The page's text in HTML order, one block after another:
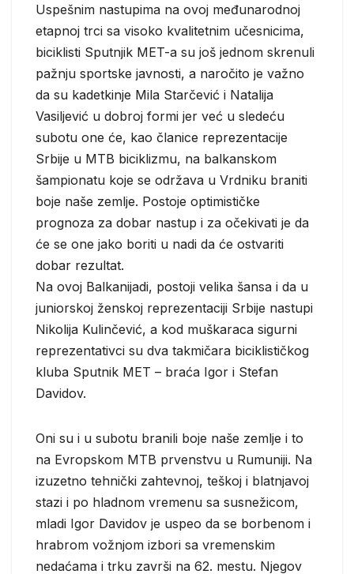
Uspešnim nastupima na ovoj međunarodnoj
etapnoj trci sa visoko kvalitetnim učesnicima,
biciklisti Sputnjik MET-a su još jednom skrenuli
pažnju sportske javnosti, a naročito je važno
da su kadetkinje Mila Starčević i Natalija
Vasiljević u dobroj formi jer već u sledeću
subotu one će, kao članice reprezentacije
Srbije u MTB biciklizmu, na balkanskom
šampionatu koje se održava u Vrdniku braniti
boje naše zemlje. Postoje optimističke
prognoza za dobar nastup i za očekivati je da
će se one jako boriti u nadi da će ostvariti
dobar rezultat.
Na ovoj Balkanijadi, postoji velika šansa i da u
juniorskoj ženskoj reprezentaciji Srbije nastupi
Nikolija Kulinčević, a kod muškaraca sigurni
reprezentativci su dva takmičara biciklističkog
kluba Sputnik MET – braća Igor i Stefan
Davidov.
Oni su i u subotu branili boje naše zemlje i to
na Evropskom MTB prvenstvu u Rumuniji. Na
izuzetno tehnički zahtevnoj, teškoj i blatnjavoj
stazi i po hladnom vremenu sa susnežicom,
mladi Igor Davidov je uspeo da se borbenom i
hrabrom vožnjom izbori sa vremenskim
nedaćama i trku završi na 62. mestu. Njegov